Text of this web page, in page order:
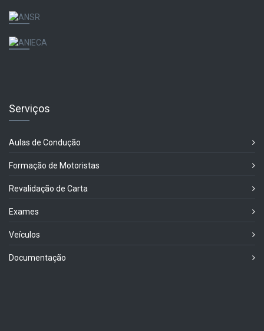
Serviços
Aulas de Condução
Formação de Motoristas
Revalidação de Carta
Exames
Veículos
Documentação